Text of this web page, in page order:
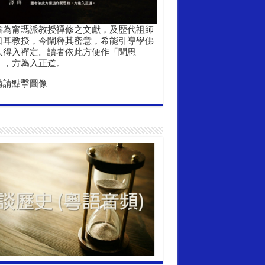
為甯瑪派教授禪修之文獻，及歴代祖師
耳教授，今闡釋其密意，希能引導學佛
得入禪定。讀者依此方便作「聞思
方為入正道。
請點擊圖像